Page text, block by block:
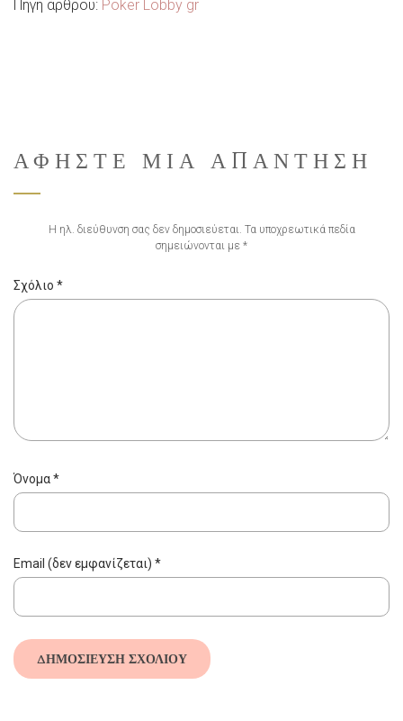
Πηγή άρθρου: Poker Lobby gr
ΑΦΉΣΤΕ ΜΙΑ ΑΠΆΝΤΗΣΗ
Η ηλ. διεύθυνση σας δεν δημοσιεύεται. Τα υποχρεωτικά πεδία
σημειώνονται με *
Σχόλιο *
Όνομα*
Email (δεν εμφανίζεται) *